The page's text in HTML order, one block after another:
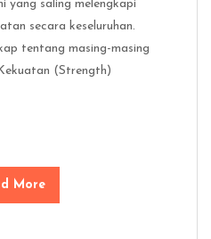
yang saling melengkapi
secara keseluruhan.
tentang masing-masing
(Strength)
More